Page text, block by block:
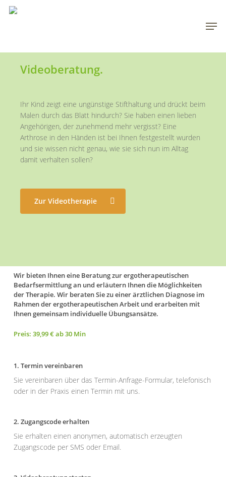
Skip
Videoberatung.
Ihr Kind zeigt eine ungünstige Stifthaltung und drückt beim
Malen durch das Blatt hindurch? Sie haben einen lieben
Angehörigen, der zunehmend mehr vergisst? Eine
Arthrose in den Händen ist bei Ihnen festgestellt wurden
und sie wissen nicht genau, wie sie sich nun im Alltag
damit verhalten sollen?
Zur Videotherapie
Wir bieten Ihnen eine Beratung zur ergotherapeutischen
Bedarfsermittlung an und erläutern Ihnen die Möglichkeiten
der Therapie. Wir beraten Sie zu einer ärztlichen Diagnose im
Rahmen der ergotherapeutischen Arbeit und erarbeiten mit
Ihnen gemeinsam individuelle Übungsansätze.
Preis: 39,99 € ab 30 Min
1. Termin vereinbaren
Sie vereinbaren über das Termin-Anfrage-Formular, telefonisch
oder in der Praxis einen Termin mit uns.
2. Zugangscode erhalten
Sie erhalten einen anonymen, automatisch erzeugten
Zugangscode per SMS oder Email.